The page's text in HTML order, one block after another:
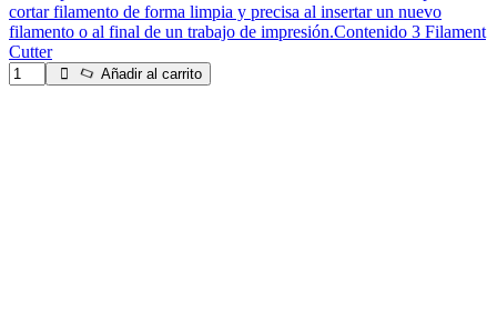
cortar filamento de forma limpia y precisa al insertar un nuevo
filamento o al final de un trabajo de impresión.Contenido 3 Filament
Cutter
Añadir al carrito